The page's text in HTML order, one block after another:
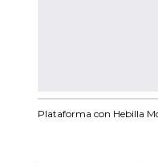
Plataforma con Hebilla